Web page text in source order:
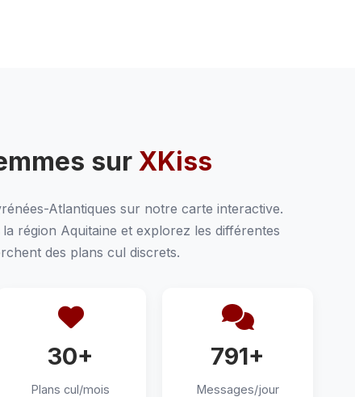
sur XKiss
Atlantiques sur notre carte interactive.
région Aquitaine et explorez les différentes
des plans cul discrets.
30+
Plans cul/mois
791+
Messages/jour